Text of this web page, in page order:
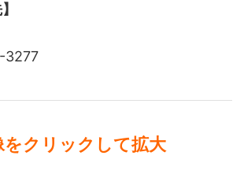
3277
をクリックして拡大